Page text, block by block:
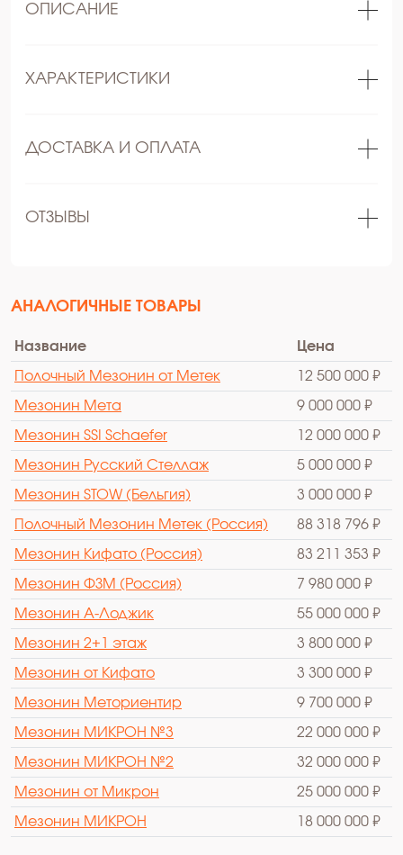
ОПИСАНИЕ
ХАРАКТЕРИСТИКИ
ДОСТАВКА И ОПЛАТА
ОТЗЫВЫ
АНАЛОГИЧНЫЕ ТОВАРЫ
Название Цена
Полочный Мезонин от Метек 12 500 000 ₽
Мезонин Мета 9 000 000 ₽
Мезонин SSI Schaefer 12 000 000 ₽
Мезонин Русский Стеллаж 5 000 000 ₽
Мезонин STOW (Бельгия) 3 000 000 ₽
Полочный Мезонин Метек (Россия) 88 318 796 ₽
Мезонин Кифато (Россия) 83 211 353 ₽
Мезонин ФЗМ (Россия) 7 980 000 ₽
Мезонин А-Лоджик 55 000 000 ₽
Мезонин 2+1 этаж 3 800 000 ₽
Мезонин от Кифато 3 300 000 ₽
Мезонин Меториентир 9 700 000 ₽
Мезонин МИКРОН №3 22 000 000 ₽
Мезонин МИКРОН №2 32 000 000 ₽
Мезонин от Микрон 25 000 000 ₽
Мезонин МИКРОН 18 000 000 ₽